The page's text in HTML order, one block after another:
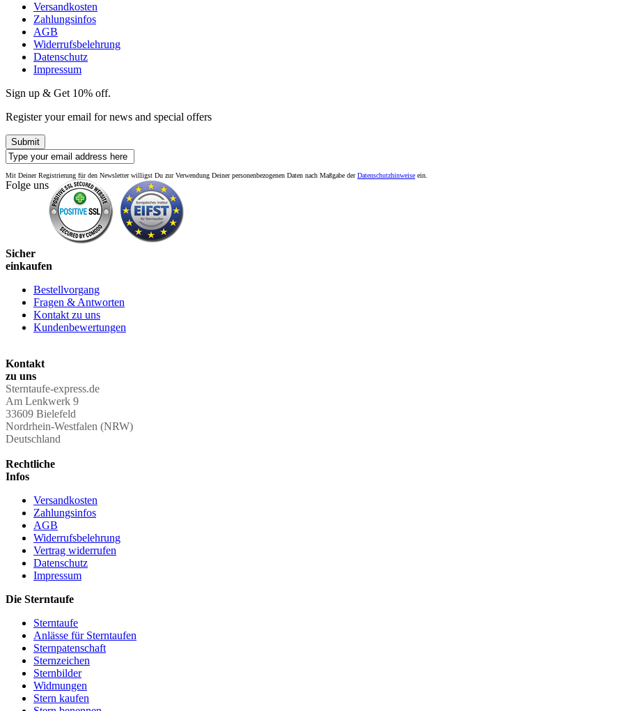
Versandkosten
Zahlungsinfos
AGB
Widerrufsbelehrung
Datenschutz
Impressum
Sign up & Get 10% off.
Register your email for news and special offers
Submit
Mit Deiner Registrierung für den Newsletter willigst Du zur Verwendung Deiner personenbezogenen Daten nach Maßgabe derDatenschutzhinweise ein.
Folge uns
Sicher
einkaufen
Bestellvorgang
Fragen & Antworten
Kontakt zu uns
Kundenbewertungen
Kontakt
zu uns
Sterntaufe-express.de
Am Lenkwerk 9
33609 Bielefeld
Nordrhein-Westfalen (NRW)
Deutschland
Rechtliche
Infos
Versandkosten
Zahlungsinfos
AGB
Widerrufsbelehrung
Vertrag widerrufen
Datenschutz
Impressum
Die Sterntaufe
Sterntaufe
Anlässe für Sterntaufen
Sternpatenschaft
Sternzeichen
Sternbilder
Widmungen
Stern kaufen